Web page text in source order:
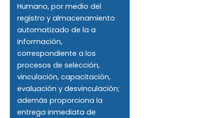
Humano, por medio del
registro y almacenamiento
automatizado de la a
información,
correspondiente a los
procesos de selección,
vinculación, capacitación,
evaluación y desvinculación;
además proporciona la
entrega inmediata de